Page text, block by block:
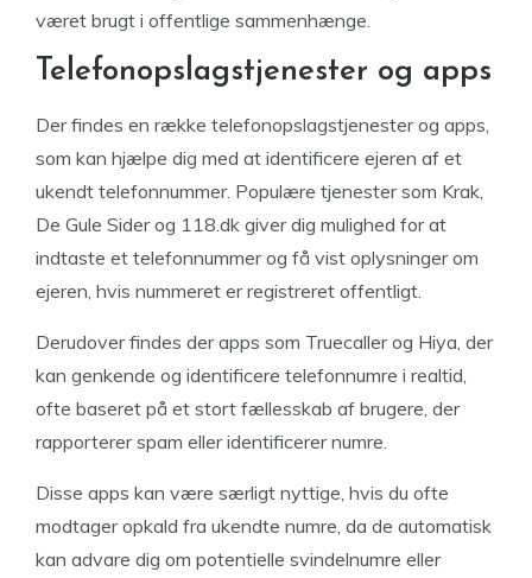
været brugt i offentlige sammenhænge.
Telefonopslagstjenester og apps
Der findes en række telefonopslagstjenester og apps,
som kan hjælpe dig med at identificere ejeren af et
ukendt telefonnummer. Populære tjenester som Krak,
De Gule Sider og 118.dk giver dig mulighed for at
indtaste et telefonnummer og få vist oplysninger om
ejeren, hvis nummeret er registreret offentligt.
Derudover findes der apps som Truecaller og Hiya, der
kan genkende og identificere telefonnumre i realtid,
ofte baseret på et stort fællesskab af brugere, der
rapporterer spam eller identificerer numre.
Disse apps kan være særligt nyttige, hvis du ofte
modtager opkald fra ukendte numre, da de automatisk
kan advare dig om potentielle svindelnumre eller